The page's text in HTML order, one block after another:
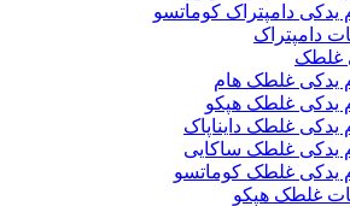
کوماتسو
هام
هپکو
دایناپاک
ساکایی
کوماتسو